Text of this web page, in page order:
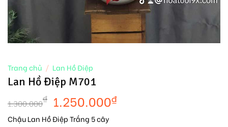
Trang chủ / Lan Hồ Điệp
Lan Hồ Điệp M701
1.300.000₫ 1.250.000₫
Chậu Lan Hồ Điệp Trắng 5 cây